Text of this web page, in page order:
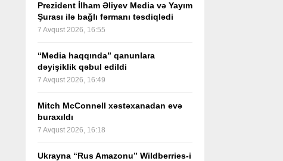
Prezident İlham Əliyev Media və Yayım
Şurası ilə bağlı fərmanı təsdiqlədi
7 Avqust 2026, 16:55
“Media haqqında” qanunlara
dəyişiklik qəbul edildi
7 Avqust 2026, 16:49
Mitch McConnell xəstəxanadan evə
buraxıldı
7 Avqust 2026, 16:18
Ukrayna “Rus Amazonu” Wildberries-i